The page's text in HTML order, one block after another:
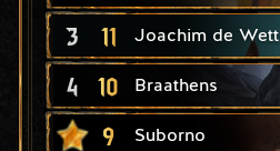
3 11 Joachim de Wett
4 10 Braathens
9 Suborno